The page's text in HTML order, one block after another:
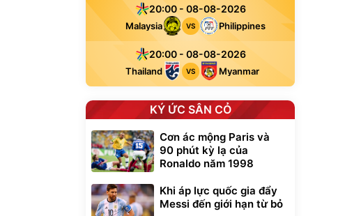
20:00 - 08-08-2026
Malaysia VS Philippines
20:00 - 08-08-2026
Thailand VS Myanmar
KÝ ỨC SÂN CỎ
Cơn ác mộng Paris và
90 phút kỳ lạ của
Ronaldo năm 1998
Khi áp lực quốc gia đẩy
Messi đến giới hạn từ bỏ